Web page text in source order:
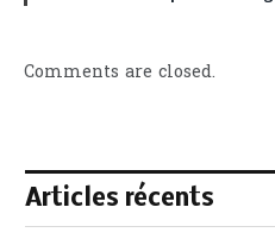
Comments are closed.
Articles récents